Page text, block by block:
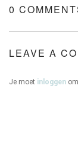
CONTACT
0
LEAVE A
Je moet inloggen